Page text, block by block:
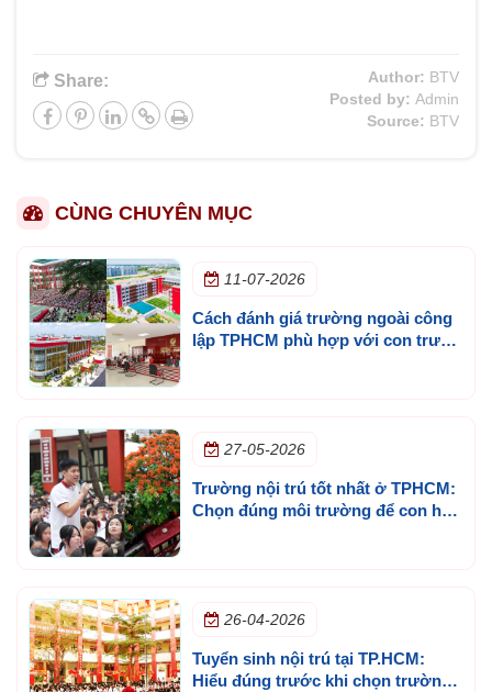
Share: Author: BTV
Posted by: Admin
Source: BTV
CÙNG CHUYÊN MỤC
11-07-2026
Cách đánh giá trường ngoài công
lập TPHCM phù hợp với con trước
27-05-2026
Trường nội trú tốt nhất ở TPHCM:
Chọn đúng môi trường để con học
26-04-2026
Tuyển sinh nội trú tại TP.HCM:
Hiểu đúng trước khi chọn trường